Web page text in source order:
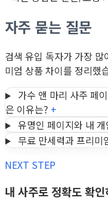
자주 묻는 질문
검색 유입 독자가 가장
미엄 상품 차이를 정리했
가수 앤 마리 사주 페
은 이유는? +
유명인 페이지와 내
무료 만세력과 프리미
NEXT STEP
내 사주로 정확도 확인